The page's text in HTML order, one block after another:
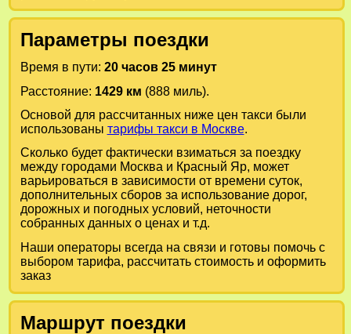
Параметры поездки
Время в пути: 20 часов 25 минут
Расстояние: 1429 км (888 миль).
Основой для рассчитанных ниже цен такси были
использованы тарифы такси в Москве.
Сколько будет фактически взиматься за поездку
между городами Москваи Красный Яр, может
варьироваться в зависимости от времени суток,
дополнительных сборов за использование дорог,
дорожных и погодных условий, неточности
собранных данных о ценах и т.д.
Наши операторы всегда на связи и готовы помочь с
выбором тарифа, рассчитать стоимость и оформить
заказ
Маршрут поездки